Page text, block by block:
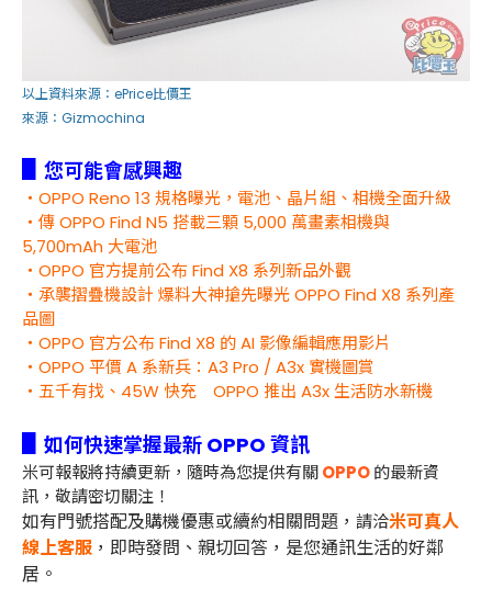
以上資料來源： ePrice比價王
來源： Gizmochina
您可能會感興趣
・OPPO Reno 13 規格曝光，電池、晶片組、相機全面升級
・傳 OPPO Find N5 搭載三顆 5,000 萬畫素相機與
5,700mAh 大電池
・OPPO 官方提前公布 Find X8 系列新品外觀
・承襲摺疊機設計 爆料大神搶先曝光 OPPO Find X8 系列產
品圖
・OPPO 官方公布 Find X8 的 AI 影像編輯應用影片
・OPPO 平價 A 系新兵：A3 Pro / A3x 實機圖賞
・五千有找、45W 快充 OPPO 推出 A3x 生活防水新機
如何快速掌握最新 OPPO 資訊
米可報報將持續更新，隨時為您提供有關OPPO的最新資
訊，敬請密切關注！
如有門號搭配及購機優惠或續約相關問題， 請洽米可真人
線上客服 ，即時發問、親切回答，是您通訊生活的好鄰
居。